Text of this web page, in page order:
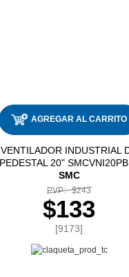
AGREGAR AL CARRITO
VENTILADOR INDUSTRIAL
SMC
PVP: $243
$133
[9173]